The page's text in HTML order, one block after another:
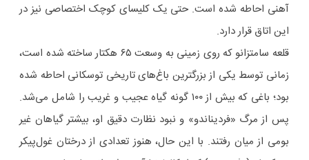
آهنی احاطه شده است. حتی یک کلیسای کوچک اختصاصی نیز در
این اتاق قرار دارد.
قلعه سامتزانو که روی زمینی به وسعت ۶۵ هکتار ساخته شده است،
زمانی توسط یکی از بزرگترین باغ‌های تاریخی توسکانی احاطه شده
بود؛ باغی که بیش از ۱۰۰ گونه گیاه عجیب و غریب را شامل می‌شد.
پس از مرگ «فردیناندو» و نبود نظارت دقیق او، بیشتر گیاهان غیر
بومی از میان رفتند. با این حال، هنوز تعدادی از درختان غول‌پیکر